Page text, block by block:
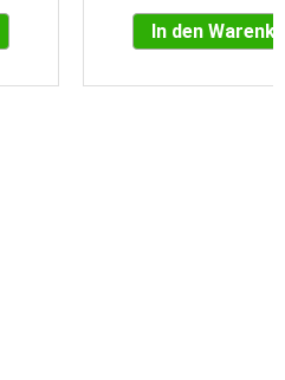
In den